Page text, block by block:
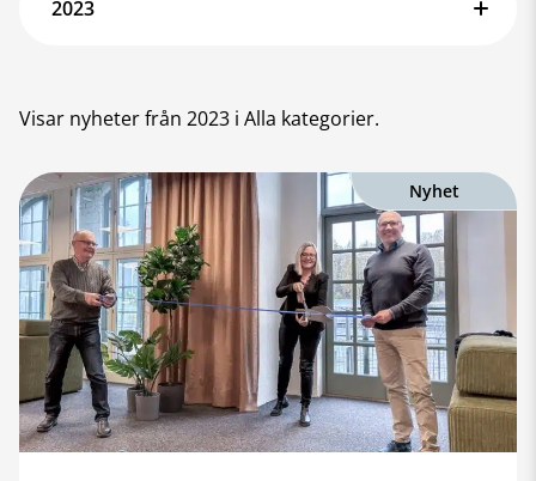
Visar nyheter från 2023 i Alla kategorier.
Nyhet